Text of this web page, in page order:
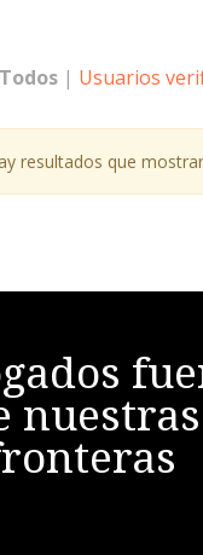
Todos | Usuarios
resultados que mostrar
nuestras